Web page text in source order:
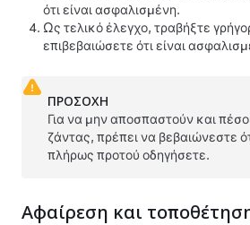
ότι είναι ασφαλισμένη.
Ως τελικό έλεγχο, τραβήξτε
επιβεβαιώσετε ότι είναι
ΠΡΟΣΟΧΗ
Για να μην αποσπαστούν και
ζάντας, πρέπει να βεβαιώνεστε
πλήρως προτού οδηγήσετε.
Αφαίρεση και